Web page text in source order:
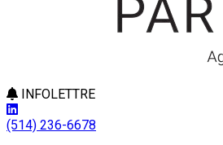
INFOLETTRE
(514) 236-6678